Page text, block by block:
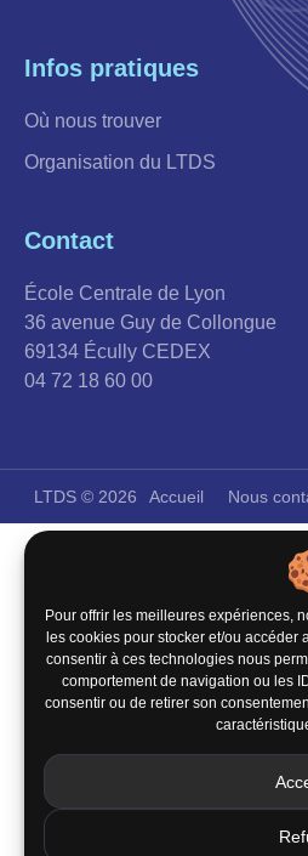
Pour offrir les meilleures expériences,
les cookies pour stocker et/ou
consentir à ces technologies nous
comportement de navigation ou les
consentir ou de retirer son
Infos pratiques
Où nous trouver
Organisation du LTDS
Contact
École Centrale de Lyon
36 avenue Guy de Collongue
69134 Écully CEDEX
04 72 18 60 00
LTDS © 2026 Accueil Nous